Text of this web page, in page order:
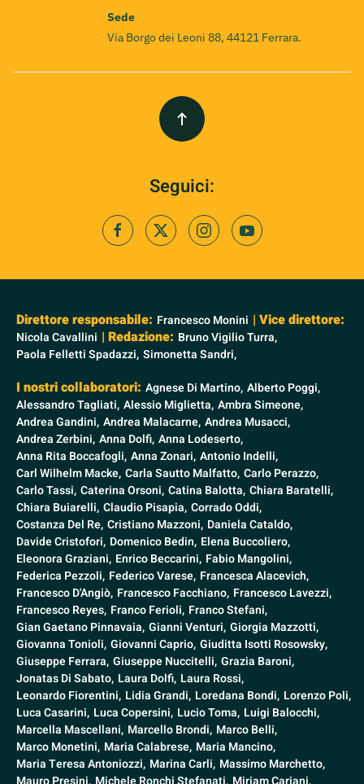
Sede
Via Borgo dei Leoni 88, 44121 Ferrara.
Seguici:
Direttore responsabile: Francesco Monini | Vice direttore:
Nicola Cavallini | Redazione: Bruno Vigilio Turra,
Paola Felletti Spadazzi, Simonetta Sandri,
I nostri collaboratori: Agnese Di Martino, Alberto Poggi,
Alessandro Tagliati, Alessio Miglietta, Ambra Simeone,
Andrea Gandini, Andrea Malacarne, Andrea Musacci,
Andrea Zerbini, Anna Dolfi, Anna Lodeserto,
Anna Rita Boccafogli, Anna Zonari, Antonio Indelli,
Carl Wilhelm Macke, Carla Sautto Malfatto, Carlo Perazzo,
Carlo Tassi, Caterina Orsoni, Catina Balotta, Chiara Baratelli,
Chiara Buiarelli, Claudio Pisapia, Corrado Oddi,
Costanza Del Re, Cristiano Mazzoni, Daniela Cataldo,
Davide Cristofori, Domenico Bedin, Elena Buccoliero,
Eleonora Graziani, Enrico Beccarini, Fabio Mangolini,
Federica Pezzoli, Federico Varese, Francesca Alacevich,
Francesco D'Angiò, Francesco Facchiano, Francesco Lavezzi,
Francesco Reyes, Franco Ferioli, Franco Stefani,
Gian Gaetano Pinnavaia, Gianni Venturi, Giorgia Mazzotti,
Giovanna Tonioli, Giovanni Caprio, Giuditta Isotti Rosowsky,
Giuseppe Ferrara, Giuseppe Nuccitelli, Grazia Baroni,
Jonatas Di Sabato, Laura Dolfi, Laura Rossi,
Leonardo Fiorentini, Lidia Grandi, Loredana Bondi, Lorenzo Poli,
Luca Casarini, Luca Copersini, Lucio Toma, Luigi Balocchi,
Marcella Mascellani, Marcello Brondi, Marco Belli,
Marco Monetini, Maria Calabrese, Maria Mancino,
Maria Teresa Antoniozzi, Marina Carli, Massimo Marchetto,